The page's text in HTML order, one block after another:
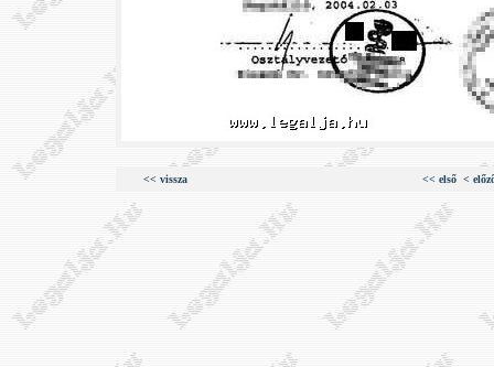
<< vissza << első <